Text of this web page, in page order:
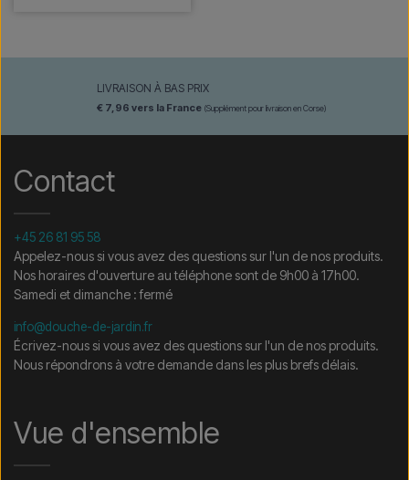
LIVRAISON À BAS PRIX
€ 7,96 vers la France(Supplément pour livraison en Corse)
Contact
+45 26 81 95 58
Appelez-nous si vous avez des questions sur l'un de nos produits.
Nos horaires d'ouverture au téléphone sont de 9h00 à 17h00.
Samedi et dimanche : fermé
info@douche-de-jardin.fr
Écrivez-nous si vous avez des questions sur l'un de nos produits.
Nous répondrons à votre demande dans les plus brefs délais.
Vue d'ensemble